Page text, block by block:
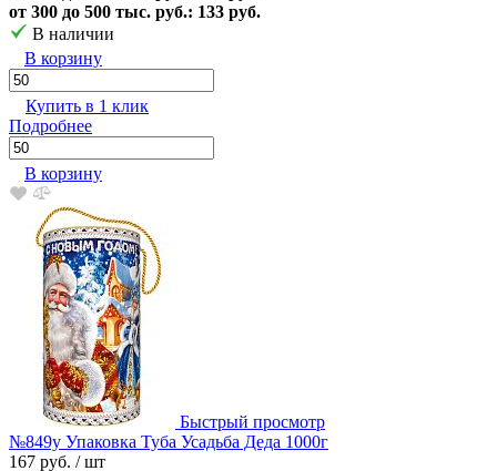
от 300 до 500 тыс. руб.: 133 руб.
В наличии
В корзину
Купить в 1 клик
Подробнее
В корзину
Быстрый просмотр
№849у Упаковка Туба Усадьба Деда 1000г
167 руб. / шт